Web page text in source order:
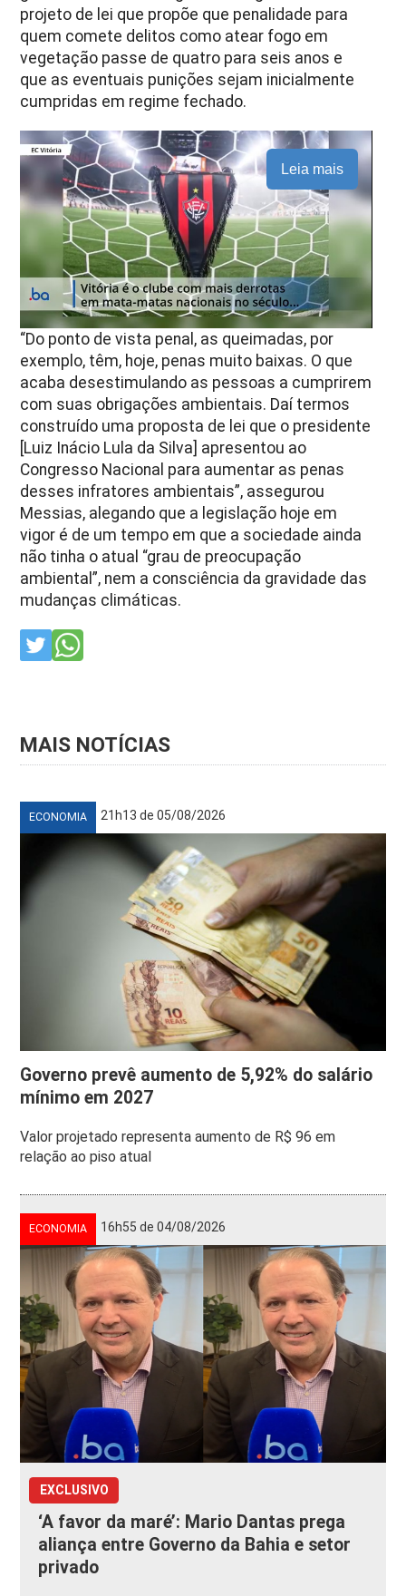
projeto de lei que propõe que penalidade para
quem comete delitos como atear fogo em
vegetação passe de quatro para seis anos e
que as eventuais punições sejam inicialmente
cumpridas em regime fechado.
Leia mais
“Do ponto de vista penal, as queimadas, por
exemplo, têm, hoje, penas muito baixas. O que
acaba desestimulando as pessoas a cumprirem
com suas obrigações ambientais. Daí termos
construído uma proposta de lei que o presidente
[Luiz Inácio Lula da Silva] apresentou ao
Congresso Nacional para aumentar as penas
desses infratores ambientais”, assegurou
Messias, alegando que a legislação hoje em
vigor é de um tempo em que a sociedade ainda
não tinha o atual “grau de preocupação
ambiental”, nem a consciência da gravidade das
mudanças climáticas.
MAIS NOTÍCIAS
ECONOMIA 21h13 de 05/08/2026
Governo prevê aumento de 5,92% do salário
mínimo em 2027
Valor projetado representa aumento de R$ 96 em
relação ao piso atual
ECONOMIA 16h55 de 04/08/2026
EXCLUSIVO
‘A favor da maré’: Mario Dantas prega
aliança entre Governo da Bahia e setor
privado